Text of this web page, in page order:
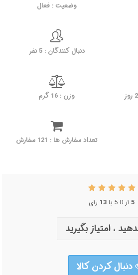
وضعیت : فعال
دنبال کنندگان : 5 نفر
وزن : 16 گرم
تعداد سفارش ها : 121 سفارش
5از 5.0 با 13 رای
، امتیاز بگیرید
دنبال کردن کالا